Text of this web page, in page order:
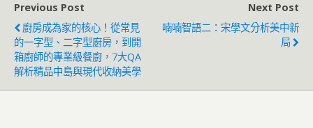
Previous Post
廚房成為家的核心！從常見
的一字型、二字型廚房，到開
箱廚師的專業級餐廚，7大QA
解析精品中島與現代收納美學
Next Post
喃喃智語二：宋學文分析美中新
局